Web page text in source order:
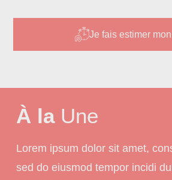
Je fais estimer
À laUne
Lorem ipsum dolor sit amet,
sed do eiusmod tempor incidi